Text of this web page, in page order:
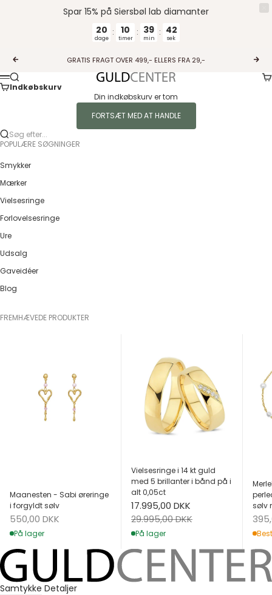
Forrige
GRATIS FRAGT OVER 499,- ELLERS FRA 29,-
Guldcenter
Menu
Søg
Indkøbskurv
Din indkøbskurv er tom
FORTSÆT MED AT HANDLE
Søg efter...
POPULÆRE SØGNINGER
Smykker
Mærker
Vielsesringe
Forlovelsesringe
Ure
Udsalg
Gaveidéer
Blog
FREMHÆVEDE PRODUKTER
Maanesten - Sabi øreringe
i forgyldt sølv
Salgspris
550,00 DKK
På lager
Vielsesringe i 14 kt guld
med 5 brillanter i bånd på i
alt 0,05ct
Salgspris
17.995,00 DKK
Normalpris
29.995,00 DKK
På lager
sølv
Samtykke Detaljer
Spar 15% på Siersbøl lab diamanter
20
dage
: 10
timer
: 39
min
: 42
sek